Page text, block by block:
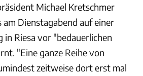
Michael Kretschmer
Dienstagabend auf einer
in Riesa vor "bedauerlichen
"Eine ganze Reihe von
zeitweise dort erst mal